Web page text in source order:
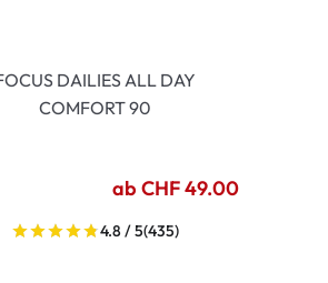
DAILIES ALL DAY
COMFORT 90
ab CHF 49.00
4.8 / 5(435)